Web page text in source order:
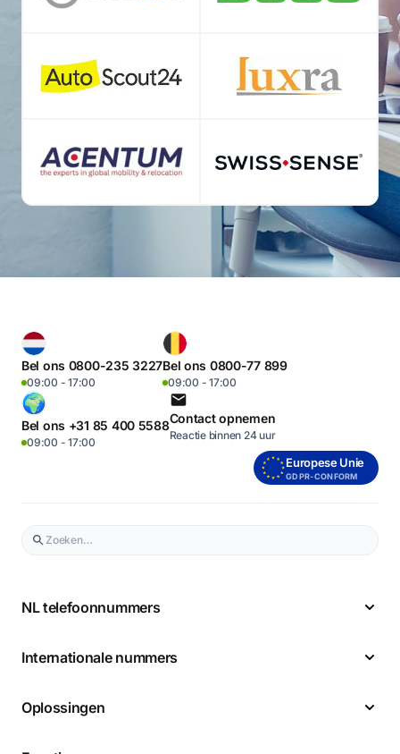
Bel ons 0800-235 3227
09:00 - 17:00
Bel ons 0800-77 899
09:00 - 17:00
Bel ons +31 85 400 5588
09:00 - 17:00
Contact opnemen
Reactie binnen 24 uur
Europese Unie
GDPR-CONFORM
NL telefoonnummers
Internationale nummers
Oplossingen